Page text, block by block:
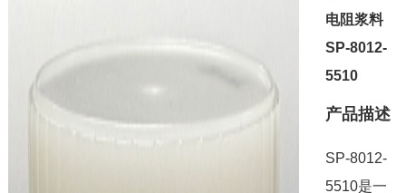
电阻浆料
SP-8012-
5510
产品描述
SP-8012-
5510是一